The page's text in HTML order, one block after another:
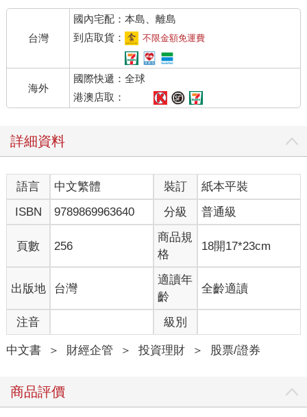
台灣
國內宅配：本島、離島
到店取貨：
不限金額免運費
海外
國際快遞：全球
港澳店取：
詳細資料
語言 中文繁體 裝訂
紙本平裝
ISBN
9789869963640 分級 普通級
頁數 256
商品規
格
18開17*23cm
出版地 台灣
適讀年
齡
全齡適讀
注音 級別
中文書 ＞ 財經企管 ＞ 投資理財 ＞ 股票/證券
商品評價